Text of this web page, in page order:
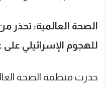
الصحة العالمية: تحذر
للهجوم الإسرائيلي على
حذرت منظمة الصحة